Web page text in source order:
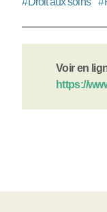
Voir en
https://